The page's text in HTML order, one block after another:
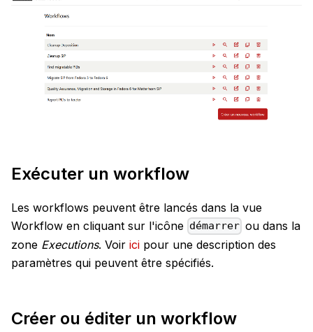
Exécuter un workflow
Les workflows peuvent être lancés dans la vue
Workflow en cliquant sur l'icône démarrer ou dans la
zone Executions. Voir ici pour une description des
paramètres qui peuvent être spécifiés.
Créer ou éditer un workflow